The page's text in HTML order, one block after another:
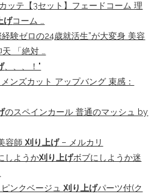
ッテ【3セット】フェードコーム 理
げコーム …
経験ゼロの24歳就活生”が大変身 美容
「絶対 …
、、、！"
ンズカット アップバング 束感：
のスペインカール 普通のマッシュ by
容師刈り上げ– メルカリ
しようか刈り上げボブにしようか迷
ピンクベージュ刈り上げパーツ付(ク